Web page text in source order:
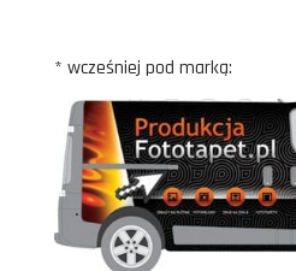
* wcześniej pod marką: